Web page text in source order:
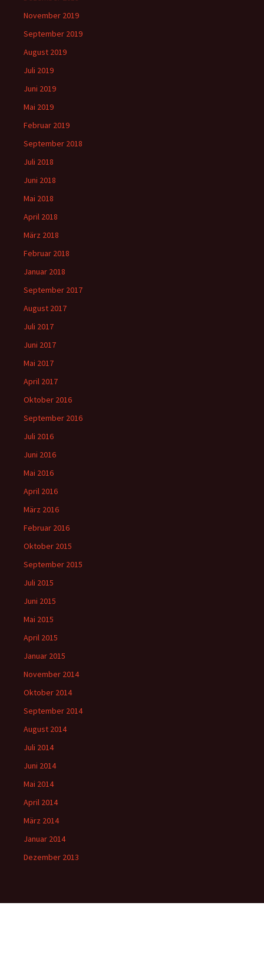
November 2019
September 2019
August 2019
Juli 2019
Juni 2019
Mai 2019
Februar 2019
September 2018
Juli 2018
Juni 2018
Mai 2018
April 2018
März 2018
Februar 2018
Januar 2018
September 2017
August 2017
Juli 2017
Juni 2017
Mai 2017
April 2017
Oktober 2016
September 2016
Juli 2016
Juni 2016
Mai 2016
April 2016
März 2016
Februar 2016
Oktober 2015
September 2015
Juli 2015
Juni 2015
Mai 2015
April 2015
Januar 2015
November 2014
Oktober 2014
September 2014
August 2014
Juli 2014
Juni 2014
Mai 2014
April 2014
März 2014
Januar 2014
Dezember 2013